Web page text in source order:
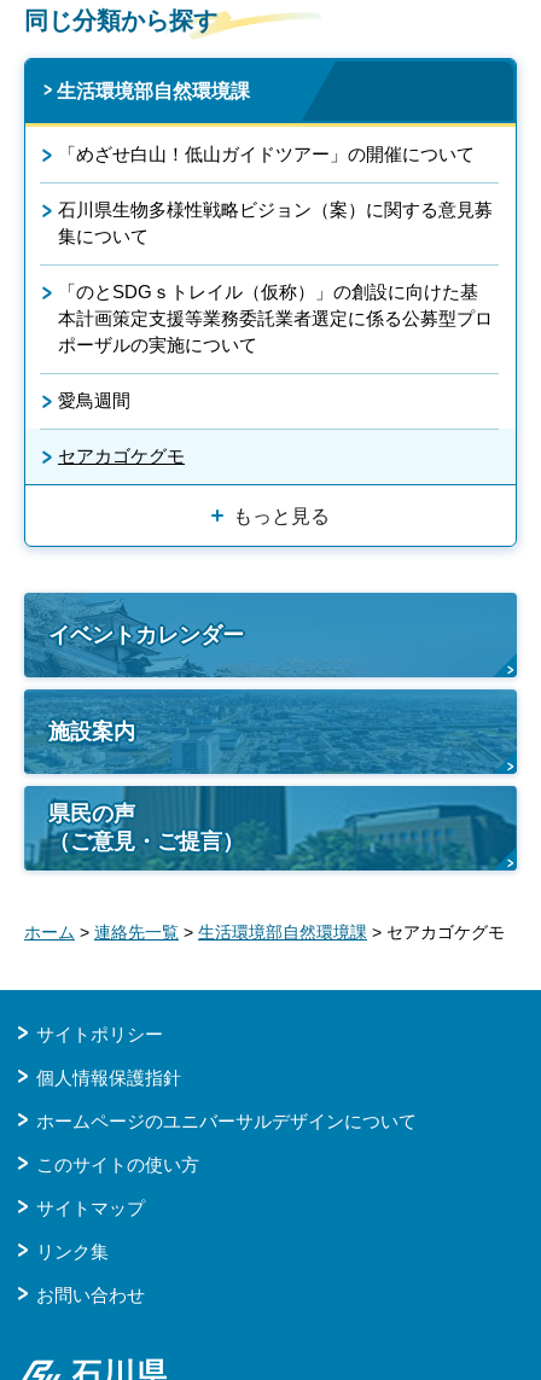
同じ分類から探す
生活環境部自然環境課
「めざせ白山！低山ガイドツアー」の開催について
石川県生物多様性戦略ビジョン（案）に関する意見募
集について
「のとSDGｓトレイル（仮称）」の創設に向けた基
本計画策定支援等業務委託業者選定に係る公募型プロ
ポーザルの実施について
愛鳥週間
セアカゴケグモ
もっと見る
イベントカレンダー
施設案内
県民の声
（ご意見・ご提言）
ホーム > 連絡先一覧 > 生活環境部自然環境課 > セアカゴケグモ
サイトポリシー
個人情報保護指針
ホームページのユニバーサルデザインについて
このサイトの使い方
サイトマップ
リンク集
お問い合わせ
石川県